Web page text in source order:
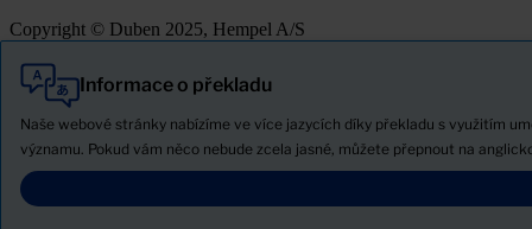
Copyright © Duben 2025, Hempel A/S
Informace o překladu
Naše webové stránky nabízíme ve více jazycích díky překladu s využitím
významu. Pokud vám něco nebude zcela jasné, můžete přepnout na
Vše
Produkty
Stáhněte si bezpečnostní list